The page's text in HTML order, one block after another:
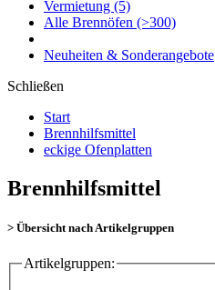
Vermietung (5)
Alle Brennöfen (>300)
Neuheiten & Sonderangebote
Schließen
Start
Brennhilfsmittel
eckige Ofenplatten
Brennhilfsmittel
> Übersicht nach Artikelgruppen
Artikelgruppen: